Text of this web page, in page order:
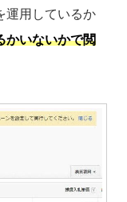
運用しているか
かいないかで閲